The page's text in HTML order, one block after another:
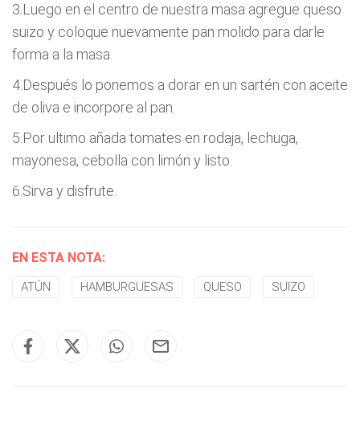
3.Luego en el centro de nuestra masa agregue queso
suizo y coloque nuevamente pan molido para darle
forma a la masa.
4.Después lo ponemos a dorar en un sartén con aceite
de oliva e incorpore al pan.
5.Por ultimo añada tomates en rodaja, lechuga,
mayonesa, cebolla con limón y listo.
6.Sirva y disfrute.
EN ESTA NOTA:
ATÚN HAMBURGUESAS QUESO SUIZO